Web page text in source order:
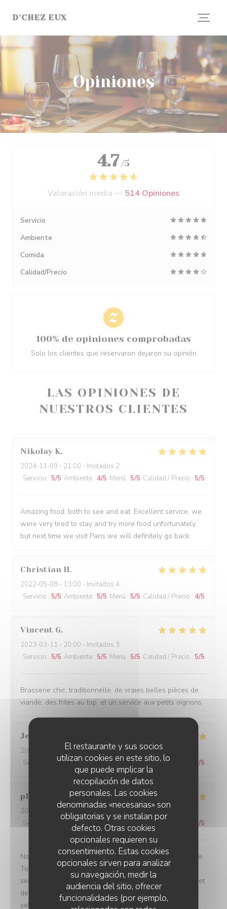
El restaurante y sus socios
utilizan cookies en este sitio, lo
que puede implicar la
recopilación de datos
personales. Las cookies
denominadas «necesarias» son
obligatorias y se instalan por
defecto. Otras cookies
opcionales requieren su
consentimiento. Estas cookies
opcionales sirven para analizar
su navegación, medir la
audiencia del sitio, ofrecer
funcionalidades (por ejemplo,
D'CHEZ EUX
Opiniones
LAS OPINIONES DE
NUESTROS CLIENTES
Nikolay K
2024-11-09 - 21:00 - Invitados 2
Servicio : 5/5 Ambiente : 4/5 Menú : 5/5 Calidad / Precio : 5/5
Amazing food, both to see and eat. Excellent service, we
were very tired to stay and try more food unfortunately,
but next time we visit Paris we will definitely go back.
Christian H
2022-05-08 - 13:00 - Invitados 4
Servicio : 5/5 Ambiente : 5/5 Menú : 5/5 Calidad / Precio : 4/5
Vincent G
2023-03-11 - 20:00 - Invitados 3
Servicio : 5/5 Ambiente : 5/5 Menú : 5/5 Calidad / Precio : 5/5
Brasserie chic, traditionnelle, de vraies belles pièces de
viande, des frites au top, et un service aux petits oignons
Jean Fernand
2023-03-11
- 20:00 - Invitados 4
Servicio
/5 Ambiente:5/5 Menú : 5/5 Calidad / Precio /5
philippe
2023-03-09
- 20:00 - Invitados 3
Servicio
Ambiente : /5 Menú Calidad / Precio /5
Nous recommandons ce restaurant sans réserve aucune.
Tout était parfait. De l accueil aux mets qui nous ont été
servis excellent foie gras cuisson parfaite de la volaille et
de magnifiques crêpes Suzette réalisées devant nous
selon les règles de l art.De la grande cuisine classique
4.7 /5
Valoración media — 514 Opiniones
Servicio
Ambiente
Comida
Calidad/Precio
100% de opiniones comprobadas
Solo los clientes que reservaron dejaron su opinión